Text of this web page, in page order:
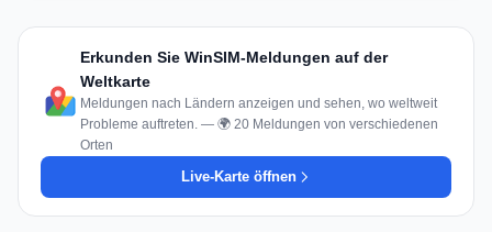
Erkunden Sie WinSIM-Meldungen auf der
Weltkarte
Meldungen nach Ländern anzeigen und sehen, wo weltweit
Probleme auftreten. — 🌍 20 Meldungen von verschiedenen
Orten
Live-Karte öffnen